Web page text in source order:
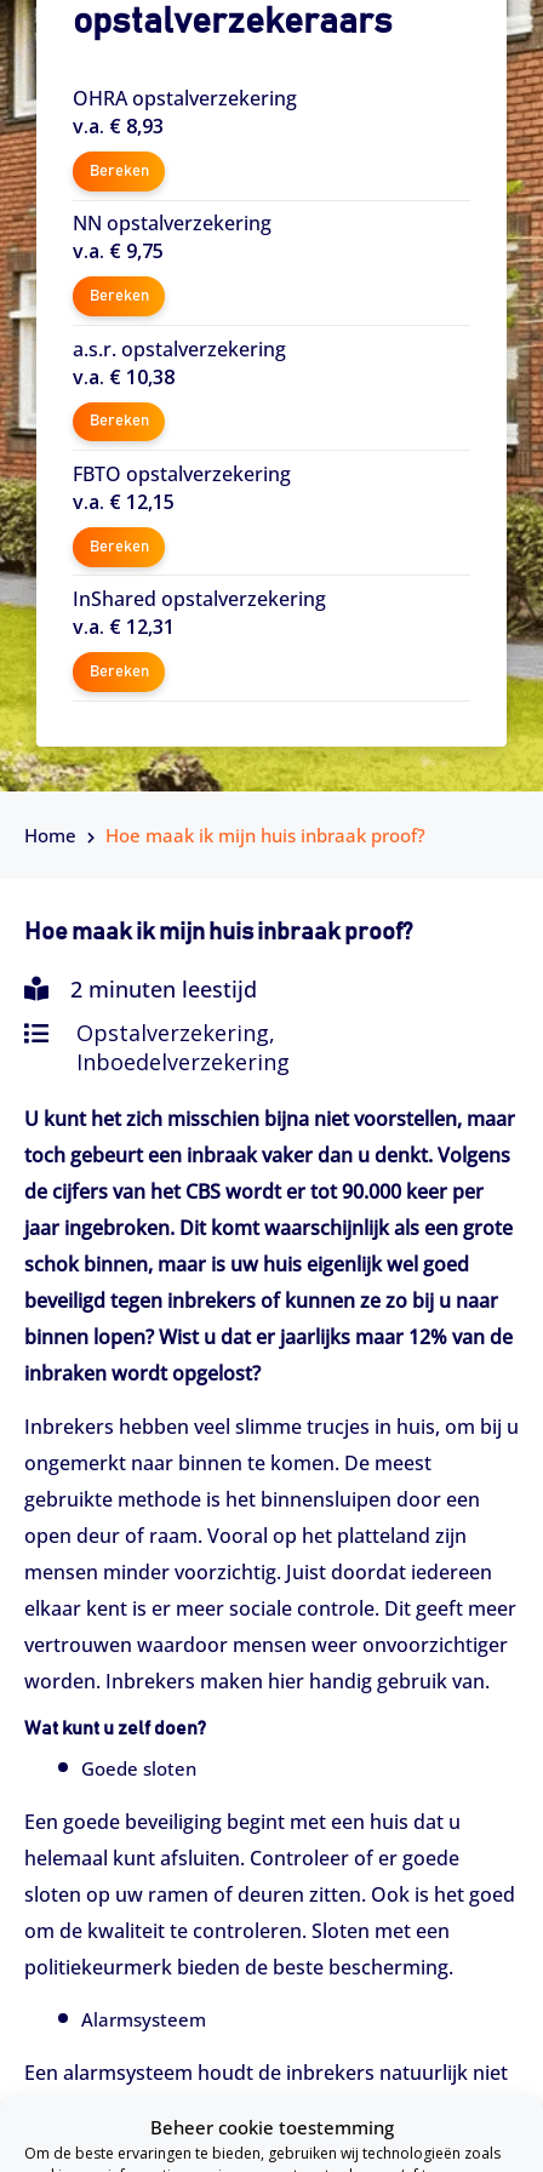
Beheer cookie toestemming
Om de beste ervaringen te bieden, gebruiken wij technologieën zoals
opstalverzekeraars
OHRA opstalverzekering
v.a. € 8,93
Bereken
NN opstalverzekering
v.a. € 9,75
Bereken
a.s.r. opstalverzekering
v.a. € 10,38
Bereken
FBTO opstalverzekering
v.a. € 12,15
Bereken
InShared opstalverzekering
v.a. € 12,31
Bereken
Home Hoe maak ik mijn huis inbraak proof?
Hoe maak ik mijn huis inbraak proof?
2 minuten leestijd
Opstalverzekering,
Inboedelverzekering
U kunt het zich misschien bijna niet voorstellen, maar
toch gebeurt een inbraak vaker dan u denkt. Volgens
de cijfers van het CBS wordt er tot 90.000 keer per
jaar ingebroken. Dit komt waarschijnlijk als een grote
schok binnen, maar is uw huis eigenlijk wel goed
beveiligd tegen inbrekers of kunnen ze zo bij u naar
binnen lopen? Wist u dat er jaarlijks maar 12% van de
inbraken wordt opgelost?
Inbrekers hebben veel slimme trucjes in huis, om bij u
ongemerkt naar binnen te komen. De meest
gebruikte methode is het binnensluipen door een
open deur of raam. Vooral op het platteland zijn
mensen minder voorzichtig. Juist doordat iedereen
elkaar kent is er meer sociale controle. Dit geeft meer
vertrouwen waardoor mensen weer onvoorzichtiger
worden. Inbrekers maken hier handig gebruik van.
Wat kunt u zelf doen?
Goede sloten
Een goede beveiliging begint met een huis dat u
helemaal kunt afsluiten. Controleer of er goede
sloten op uw ramen of deuren zitten. Ook is het goed
om de kwaliteit te controleren. Sloten met een
politiekeurmerk bieden de beste bescherming.
Alarmsysteem
Een alarmsysteem houdt de inbrekers natuurlijk niet
werken. U moet het de inbrekers proberen zo